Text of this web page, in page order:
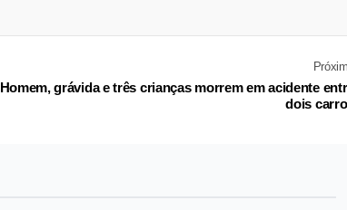
Homem, grávida e três crianças morrem em acidente
dois